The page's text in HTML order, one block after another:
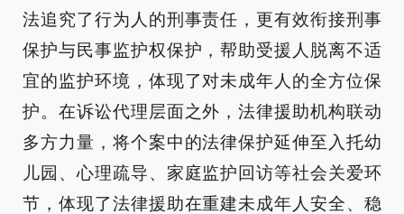
法追究了行为人的刑事责任，更有效衔接刑事
保护与民事监护权保护，帮助受援人脱离不适
宜的监护环境，体现了对未成年人的全方位保
护。在诉讼代理层面之外，法律援助机构联动
多方力量，将个案中的法律保护延伸至入托幼
儿园、心理疏导、家庭监护回访等社会关爱环
节，体现了法律援助在重建未成年人安全、稳